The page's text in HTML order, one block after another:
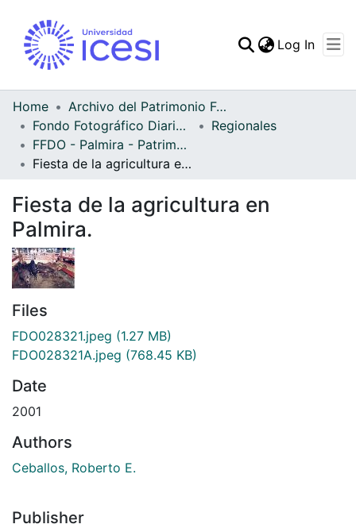
Statistics
Log In
Home
Archivo del Patrimonio Fotográfico y Fílmico del Valle del Cauca
Fondo Fotográfico Diario Occidente
Regionales
FFDO - Palmira - Patrimonial
Fiesta de la agricultura en Palmira.
Fiesta de la agricultura en
Palmira.
Files
FDO028321.jpeg (1.27 MB)
FDO028321A.jpeg (768.45 KB)
Date
2001
Authors
Ceballos, Roberto E.
Publisher